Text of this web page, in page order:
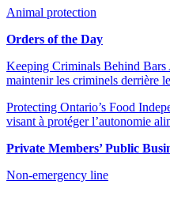
Animal protection
Orders of the Day
Keeping Criminals Behind
maintenir les criminels derrière
Protecting Ontario’s Food
visant à protéger l’autonomie
Private Members’ Public
Non-emergency line